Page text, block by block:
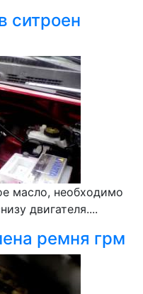
ситроен
масло, необходимо
двигателя....
ремня грм